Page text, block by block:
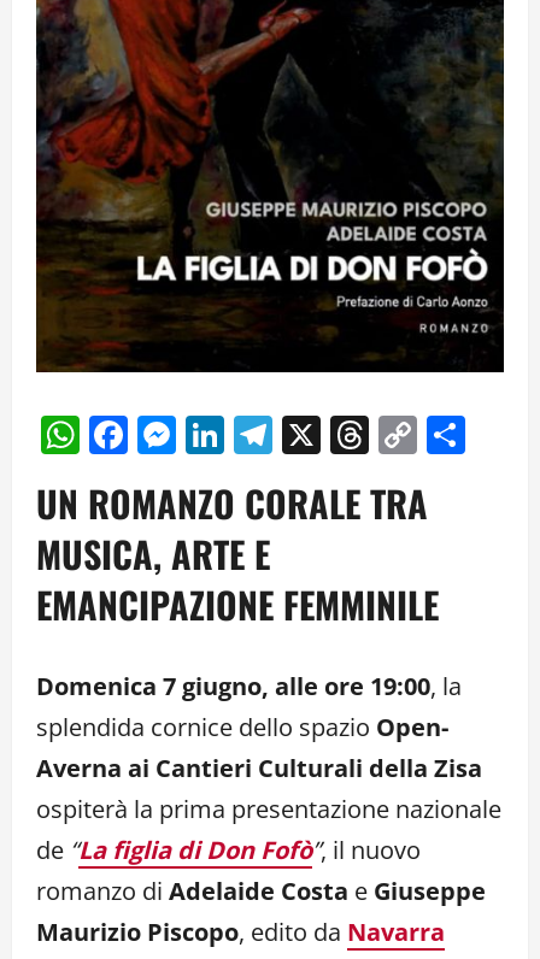
WhatsApp
Facebook
Messenger
LinkedIn
Telegram
X Threads
Copy
UN ROMANZO CORALE TRA
MUSICA, ARTE E
EMANCIPAZIONE FEMMINILE
Domenica 7 giugno, alle ore 19:00, la
splendida cornice dello spazio Open-
Averna ai Cantieri Culturali della Zisa
ospiterà la prima presentazione nazionale
de “La figlia di Don Fofò”, il nuovo
romanzo di Adelaide Costa e Giuseppe
Maurizio Piscopo, edito da Navarra